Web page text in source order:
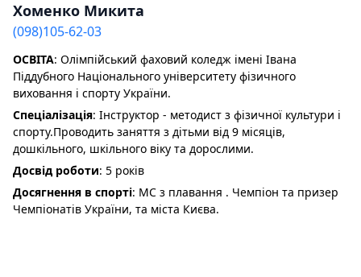
Хоменко Микита
(098)105-62-03
ОСВІТА: Олімпійський фаховий коледж імені Івана
Піддубного Національного університету фізичного
виховання і спорту України.
Спеціалізація: Інструктор - методист з фізичної культури і
спорту.Проводить заняття з дітьми від 9 місяців,
дошкільного, шкільного віку та дорослими.
Досвід роботи: 5 років
Досягнення в спорті: МС з плавання . Чемпіон та призер
Чемпіонатів України, та міста Києва.